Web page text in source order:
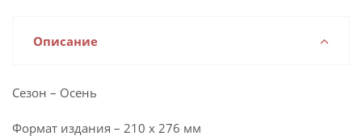
Описание
Сезон – Осень
Формат издания – 210 х 276 мм